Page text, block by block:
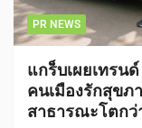
PR NEWS
แกร็บเผยเทรน
คนเมืองรักสุขภ
สาธารณะโตกว่